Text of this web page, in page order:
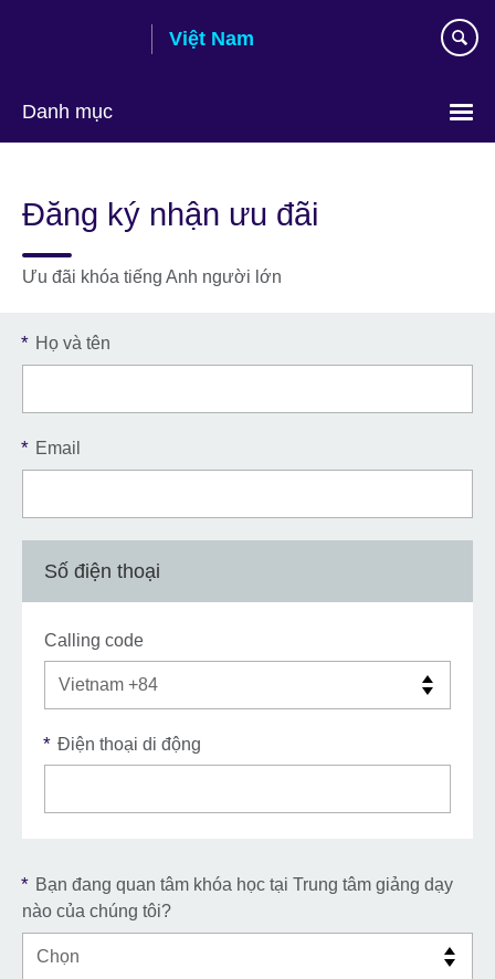
Việt Nam
Danh mục
language
Đăng ký nhận ưu đãi
Ưu đãi khóa tiếng Anh người lớn
* Họ và tên
* Email
Số điện thoại
Calling code
* Điện thoại di động
* Bạn đang quan tâm khóa học tại Trung tâm giảng dạy
nào của chúng tôi?